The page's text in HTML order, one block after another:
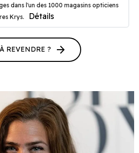
dans l'un des 1000 magasins opticiens
Krys.
Détails
REVENDRE ? arrow_forward